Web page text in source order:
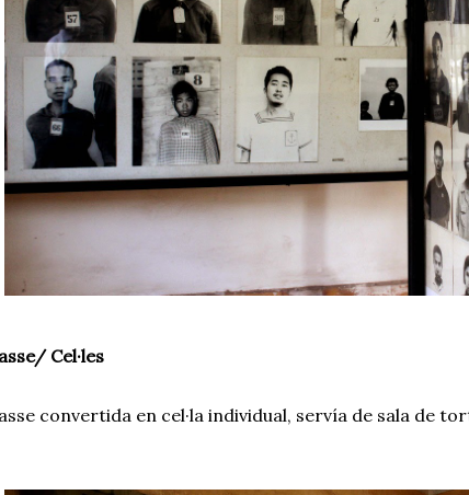
Cel·les
convertida en cel·la individual, servía de sala de